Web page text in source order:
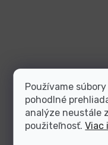
Používame
pohodlné
analýze neustále
použiteľnosť.Viac